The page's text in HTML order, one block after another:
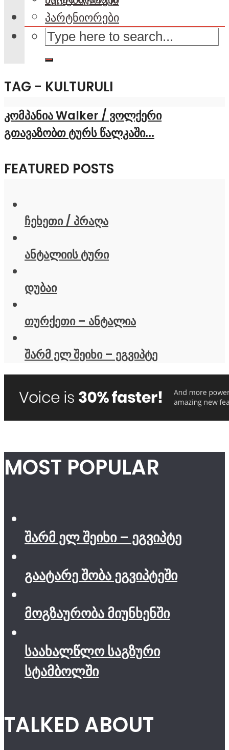
პარტნიორები
TAG - KULTURULI
კომპანია Walker / ვოლქერი
გთავაზობთ ტურს წალკაში...
FEATURED POSTS
ჩეხეთი / პრაღა
ანტალიის ტური
დუბაი
თურქეთი – ანტალია
შარმ ელ შეიხი – ეგვიპტე
MOST POPULAR
შარმ ელ შეიხი – ეგვიპტე
გაატარე შობა ეგვიპტეში
მოგზაურობა მიუნხენში
საახალწლო საგზური
სტამბოლში
TALKED ABOUT